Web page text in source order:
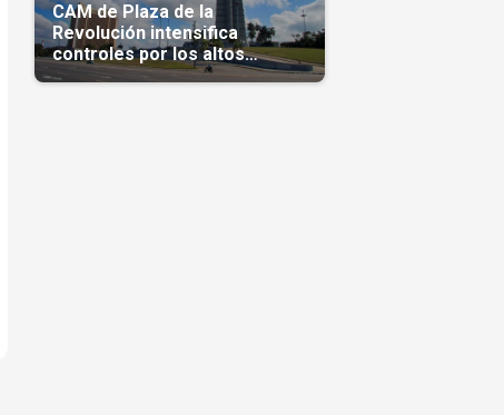
CAM de Plaza de la
Revolución intensifica
controles por los altos
precios en las Mipymes